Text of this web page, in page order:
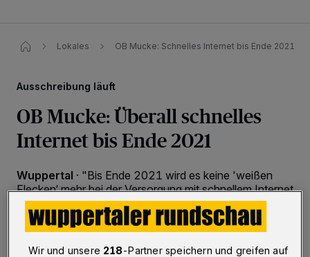
Lokales OB Mucke: Schnelles Internet bis Ende 2021
Ausschreibung läuft
OB Mucke: Überall schnelles
Internet bis Ende 2021
Wuppertal · "Bis Ende 2021 wird es keine 'weißen
Flecken‘ mehr bei der Versorgung mit schnellem Internet
in Wuppertal geben", verspricht Oberbürgermeister
Andreas Mucke. Die Ausschreibung für die
Breitbandversorgung bisher unterversorgter Gebieten
sei angelaufen.
Wir und unsere 218-Partner speichern und greifen auf